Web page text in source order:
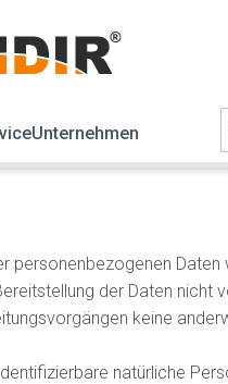
Unternehmen
personenbezogenen
der Daten nicht
keine
natürliche